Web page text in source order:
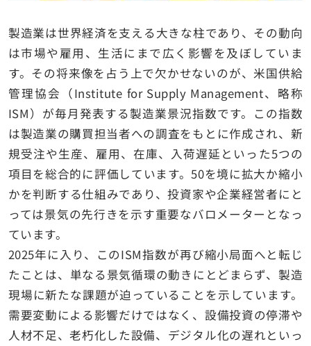
製造業は世界経済を支える大きな柱であり、その動向
は市場や雇用、生活にまで広く影響を及ぼしていま
す。その将来像を占う上で欠かせないのが、米国供給
管理協会（Institute for Supply Management、略称
ISM）が毎月発表する製造業景況指数です。この指数
は製造業の購買担当者への調査をもとに作成され、新
規受注や生産、雇用、在庫、入荷遅延といった5つの
項目を総合的に評価しています。50を境に拡大か縮小
かを判断する仕組みであり、投資家や企業経営者にと
っては景気の先行きを示す重要なバロメーターとなっ
ています。
2025年に入り、このISM指数が再び縮小局面へと転じ
たことは、単なる景気循環の動きにとどまらず、製造
現場に新たな課題が迫っていることを示しています。
需要変動による影響だけではなく、設備投資の停滞や
人材不足、老朽化した設備、デジタル化の遅れといっ